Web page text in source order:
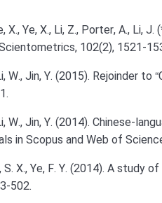
X., Ye, X., Li, Z., Porter, A.,
102(2), 1521-
W., Jin, Y. (2015). Rejoinder
W., Jin, Y. (2014). Chinese-
in Scopus and Web of
S. X., Ye, F. Y. (2014). A
502.